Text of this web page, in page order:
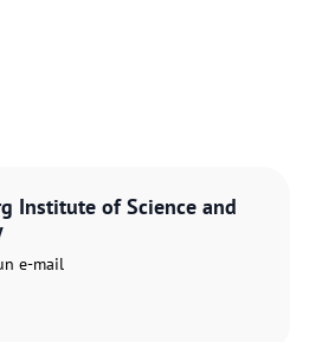
Institute of Science and
e-mail